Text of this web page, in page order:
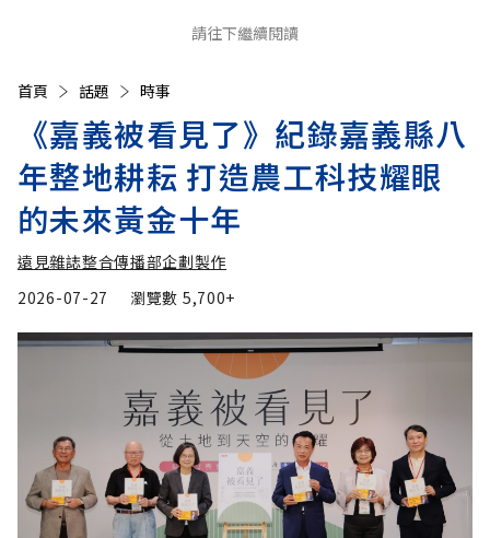
請往下繼續閱讀
首頁 話題 時事
《嘉義被看見了》紀錄嘉義縣八
年整地耕耘 打造農工科技耀眼
的未來黃金十年
遠見雜誌整合傳播部企劃製作
2026-07-27
瀏覽數 5,700+